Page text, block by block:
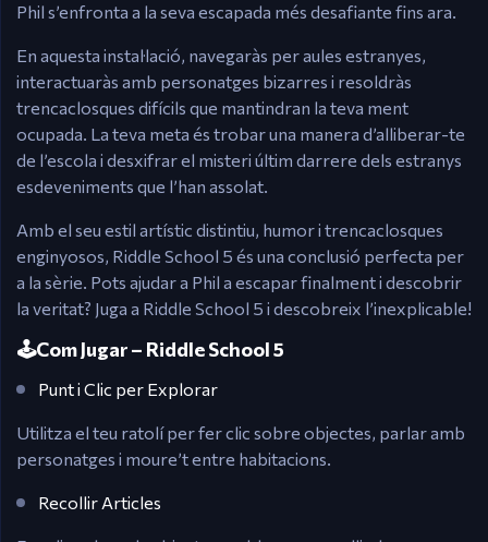
Phil s’enfronta a la seva escapada més desafiante fins ara.
En aquesta instal·lació, navegaràs per aules estranyes,
interactuaràs amb personatges bizarres i resoldràs
trencaclosques difícils que mantindran la teva ment
ocupada. La teva meta és trobar una manera d’alliberar-te
de l’escola i desxifrar el misteri últim darrere dels estranys
esdeveniments que l’han assolat.
Amb el seu estil artístic distintiu, humor i trencaclosques
enginyosos, Riddle School 5 és una conclusió perfecta per
a la sèrie. Pots ajudar a Phil a escapar finalment i descobrir
la veritat? Juga a Riddle School 5 i descobreix l’inexplicable!
🕹️Com Jugar – Riddle School 5
Punt i Clic per Explorar
Utilitza el teu ratolí per fer clic sobre objectes, parlar amb
personatges i moure’t entre habitacions.
Recollir Articles